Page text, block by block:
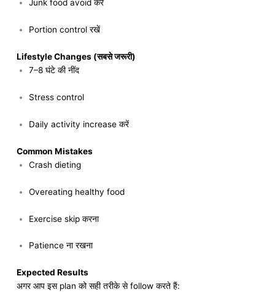
Junk food avoid करें
Portion control रखें
Lifestyle Changes (सबसे जरूरी)
7–8 घंटे की नींद
Stress control
Daily activity increase करें
Common Mistakes
Crash dieting
Overeating healthy food
Exercise skip करना
Patience ना रखना
Expected Results
अगर आप इस plan को सही तरीके से follow करते हैं: